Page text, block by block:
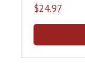
$24.97